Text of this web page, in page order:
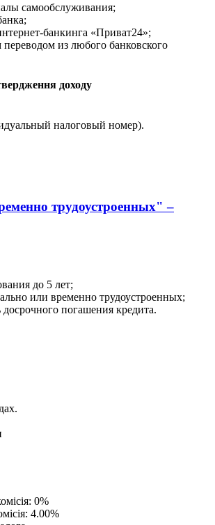
самообслуживания;
банкинга «Приват24»;
из любого банковского
доходу
налоговый номер).
трудоустроенных" –
до 5 лет;
или временно трудоустроенных;
погашения кредита.
0%
4.00%